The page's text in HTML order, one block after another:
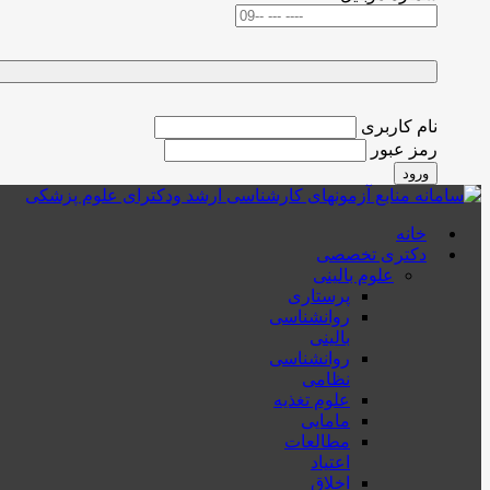
نام کاربری
رمز عبور
ورود
خانه
دکتری تخصصی
علوم بالینی
پرستاری
روانشناسی
بالینی
روانشناسی
نظامی
علوم تغذیه
مامایی
مطالعات
اعتیاد
اخلاق